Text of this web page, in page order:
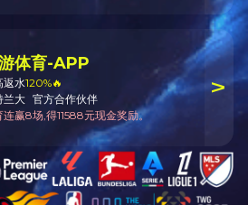
发挥着重要作用。在电子元件制造过程
件需要在低温环境下进行测试和老化处
性。在制药行业，它可用于药品的研发和
用过程中也需要注意一些问题。例
和维护，防止水槽内滋生细菌和污垢，
同时，要注意水槽的使用环境，避免在
的环境中使用，以免影响设备的使用寿